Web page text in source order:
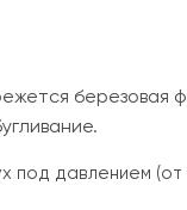
березовая
под давлением